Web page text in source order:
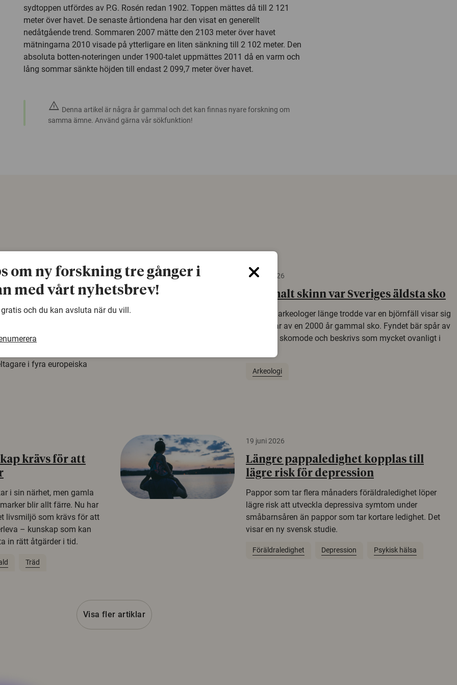
sydtoppen utfördes av P.G. Rosén redan 1902. Toppen mättes då till 2 121
meter över havet. De senaste årtiondena har den visat en generellt
nedåtgående trend. Sommaren 2007 mätte den 2103 meter över havet
mätningarna 2010 visade på ytterligare en liten sänkning till 2 102 meter. Den
absoluta botten-noteringen under 1900-talet uppmättes 2011 då en varm och
lång sommar sänkte höjden till endast 2 099,7 meter över havet.
warning Denna artikel är några år gammal och det kan finnas nyare forskning om
samma ämne. Använd gärna vår sökfunktion!
rysk
mottagliga för rysk
i fyra europeiska
22 juni 2026
Gammalt skinn var Sveriges äldsta sko
Det som arkeologer länge trodde var en björnfäll visar sig
vara delar av en 2000 år gammal sko. Fyndet bär spår av
romerskt skomode och beskrivs som mycket ovanligt i
Arkeologi
krävs för att
i sin närhet, men gamla
blir allt färre. Nu har
livsmiljö som krävs för att
– kunskap som kan
in rätt åtgärder i tid.
Träd
19 juni 2026
Längre pappaledighet kopplas till
lägre risk för depression
Pappor som tar flera månaders föräldraledighet löper
lägre risk att utveckla depressiva symtom under
småbarnsåren än pappor som tar kortare ledighet. Det
visar en ny svensk studie.
Föräldraledighet Depression Psykisk hälsa
Visa fler artiklar
om ny forskning tre gånger i
med vårt nyhetsbrev!
gratis och du kan avsluta när du vill.